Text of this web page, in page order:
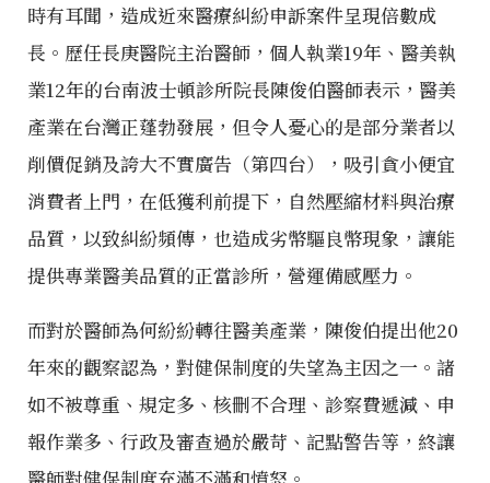
時有耳聞，造成近來醫療糾紛申訴案件呈現倍數成
長。歷任長庚醫院主治醫師，個人執業19年、醫美執
業12年的台南波士頓診所院長陳俊伯醫師表示，醫美
產業在台灣正蓬勃發展，但令人憂心的是部分業者以
削價促銷及誇大不實廣告（第四台），吸引貪小便宜
消費者上門，在低獲利前提下，自然壓縮材料與治療
品質，以致糾紛頻傳，也造成劣幣驅良幣現象，讓能
提供專業醫美品質的正當診所，營運備感壓力。
而對於醫師為何紛紛轉往醫美產業，陳俊伯提出他20
年來的觀察認為，對健保制度的失望為主因之一。諸
如不被尊重、規定多、核刪不合理、診察費遞減、申
報作業多、行政及審查過於嚴苛、記點警告等，終讓